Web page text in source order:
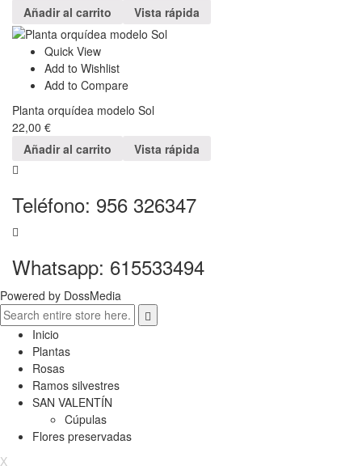
Añadir al carrito
Vista rápida
Quick View
Add to Wishlist
Add to Compare
Planta orquídea modelo Sol
22,00 €
Añadir al carrito
Vista rápida
Teléfono: 956 326347
Whatsapp: 615533494
Powered by DossMedia
Inicio
Plantas
Rosas
Ramos silvestres
SAN VALENTÍN
Cúpulas
Flores preservadas
X